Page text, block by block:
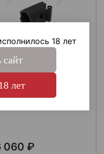
приклада
АКСУ/АКС-74У,
060 ₽
18 лет
лет